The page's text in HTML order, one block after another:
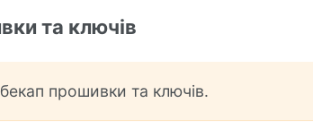
та ключів
прошивки та ключів.